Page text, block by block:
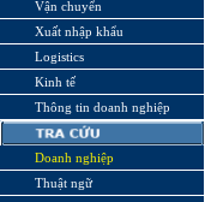
Vận chuyển
Xuất nhập khẩu
Logistics
Kinh tế
Thông tin doanh nghiệp
Doanh nghiệp
Thuật ngữ